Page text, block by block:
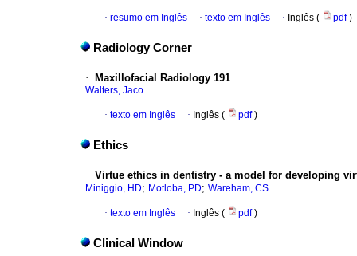
· resumo em Inglês · texto em Inglês · Inglês ( pdf)
Radiology Corner
· Maxillofacial Radiology 191
Walters, Jaco
· texto em Inglês · Inglês ( pdf)
Ethics
· Virtue ethics in dentistry - a model for developing
Miniggio, HD; Motloba, PD; Wareham, CS
· texto em Inglês · Inglês ( pdf)
Clinical Window